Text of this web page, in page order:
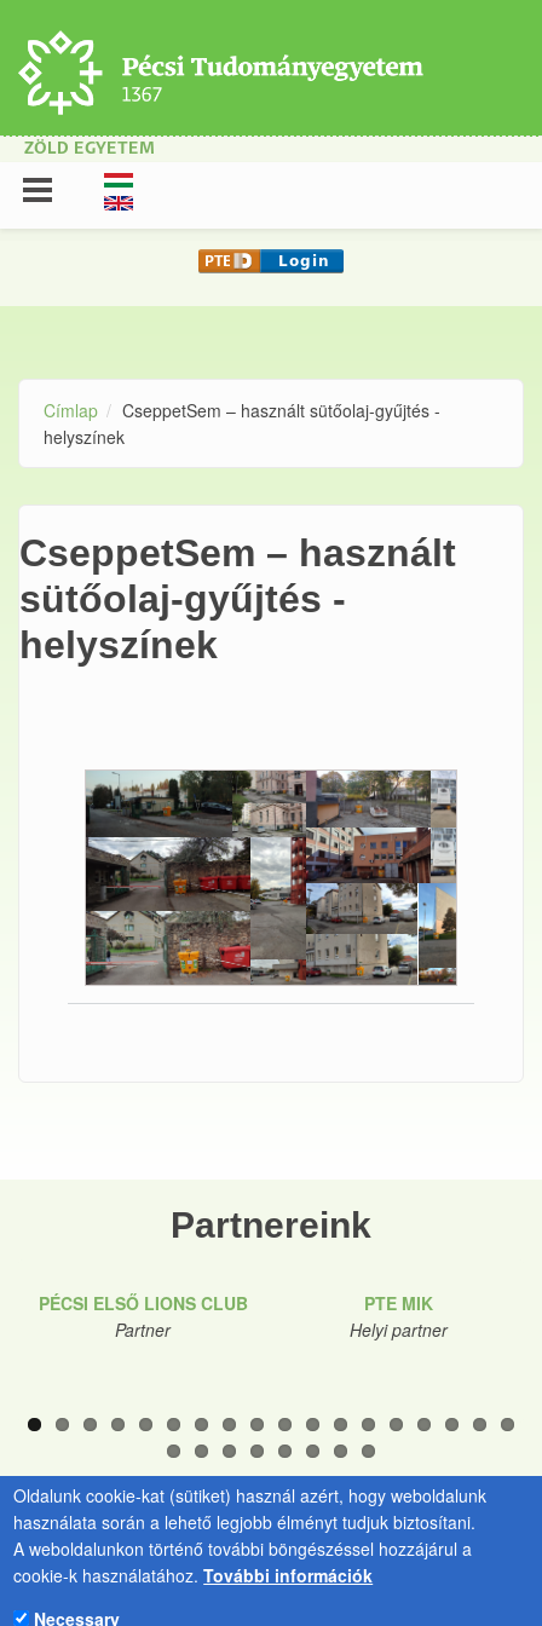
ZÖLD EGYETEM
Címlap
CseppetSem – használt sütőolaj-gyűjtés -
helyszínek
CseppetSem – használt
sütőolaj-gyűjtés -
helyszínek
Partnereink
PÉCSI ELSŐ LIONS CLUB
Partner
PTE MIK
Helyi partner
PTE Kancellária
Kulcsár Tünde
Oldalunk cookie-kat (sütiket) használ azért, hogy weboldalunk
használata során a lehető legjobb élményt tudjuk biztosítani.
A weboldalunkon történő további böngészéssel hozzájárul a
cookie-k használatához. További információk
Necessary